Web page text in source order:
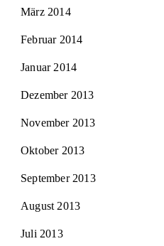
März 2014
Februar 2014
Januar 2014
Dezember 2013
November 2013
Oktober 2013
September 2013
August 2013
Juli 2013